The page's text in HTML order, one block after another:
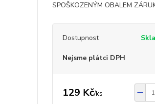
SPOŠKOZENÝM OBALEM
Dostupnost
Nejsme plátci DPH
129 Kč/ks